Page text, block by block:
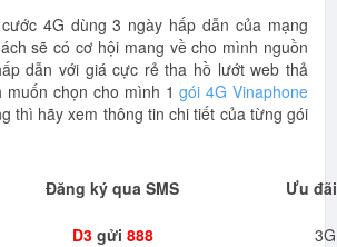
4G dùng 3 ngày hấp dẫn của mạng
sẽ có cơ hội mang về cho mình nguồn
dẫn với giá cực rẻ tha hồ lướt web thả
muốn chọn cho mình 1gói 4G Vinaphone
thì hãy xem thông tin chi tiết của từng gói
Đăng ký qua SMS Ưu
D3gửi 888